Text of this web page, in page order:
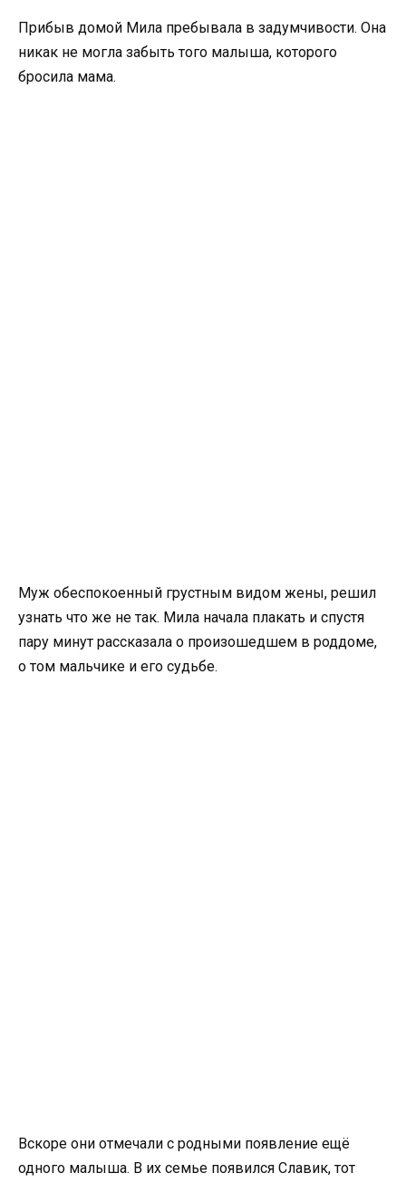
Прибыв домой Мила пребывала в задумчивости. Она
никак не могла забыть того малыша, которого
бросила мама.
Муж обеспокоенный грустным видом жены, решил
узнать что же не так. Мила начала плакать и спустя
пару минут рассказала о произошедшем в роддоме,
о том мальчике и его судьбе.
Вскоре они отмечали с родными появление ещё
одного малыша. В их семье появился Славик, тот